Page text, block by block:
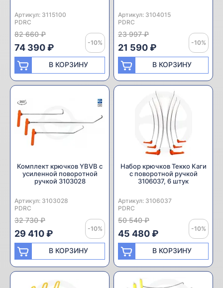
Артикул: 3115100
Производитель:
PDRC
82 660 ₽
-10%
74 390 ₽
В КОРЗИНУ
Артикул: 3104015
Производитель:
PDRC
23 997 ₽
-10%
21 590 ₽
В КОРЗИНУ
Комплект крючков YBVB с
усиленной поворотной
ручкой 3103028
Артикул: 3103028
Производитель:
PDRC
32 730 ₽
-10%
29 410 ₽
В КОРЗИНУ
Набор крючков Текко Каги
с поворотной ручкой
3106037, 6 штук
Артикул: 3106037
Производитель:
PDRC
50 540 ₽
-10%
45 480 ₽
В КОРЗИНУ